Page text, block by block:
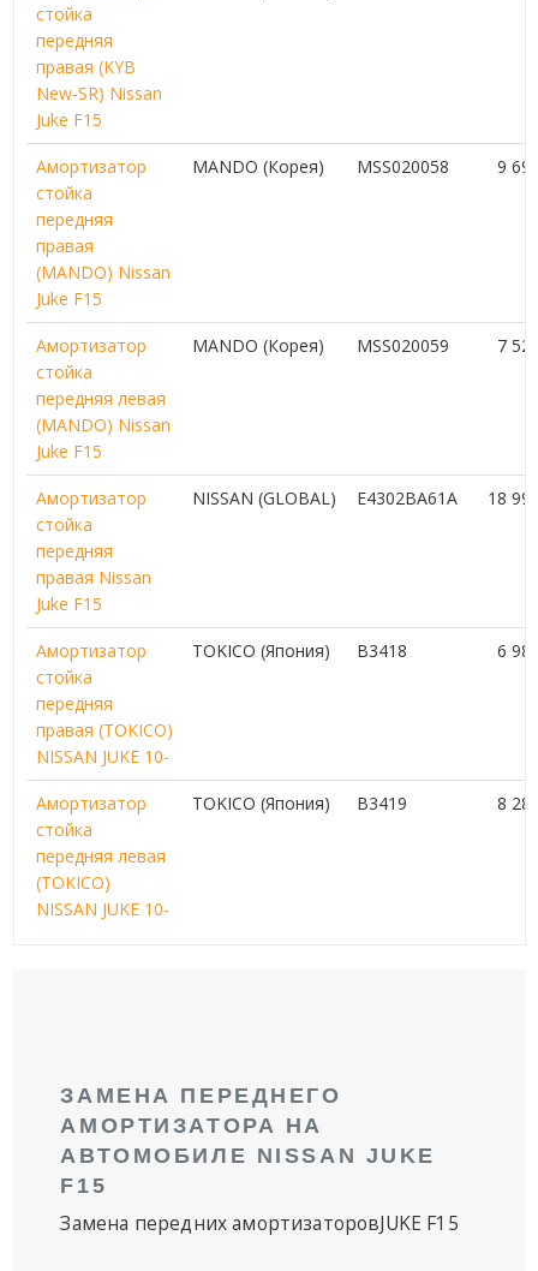
стойка
передняя
правая (KYB
New-SR) Nissan
Juke F15
Амортизатор
стойка
передняя
правая
(MANDO) Nissan
Juke F15
MANDO (Корея) MSS020058 9
Амортизатор
стойка
передняя левая
(MANDO) Nissan
Juke F15
MANDO (Корея) MSS020059 7
Амортизатор
стойка
передняя
правая Nissan
Juke F15
NISSAN (GLOBAL) E4302BA61A 18
Амортизатор
стойка
передняя
правая (TOKICO)
NISSAN JUKE 10-
TOKICO (Япония) B3418 6
Амортизатор
стойка
передняя левая
(TOKICO)
NISSAN JUKE 10-
TOKICO (Япония) B3419 8
ЗАМЕНА ПЕРЕДНЕГО
АМОРТИЗАТОРА НА
АВТОМОБИЛЕ NISSAN JUKE
F15
Замена передних амортизаторовJUKE F15